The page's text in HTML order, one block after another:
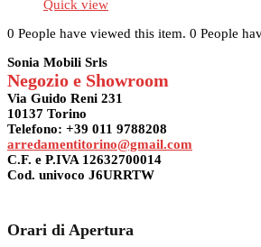
prezzo
era:
è:
Quick view
0 People have viewed this item. 0 People
Sonia Mobili Srls
Negozio e Showroom
Via Guido Reni 231
10137 Torino
Telefono: +39 011 9788208
arredamentitorino@gmail.com
C.F. e P.IVA 12632700014
Cod. univoco J6URRTW
Orari di Apertura